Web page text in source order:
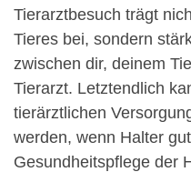
Tierarztbesuch trägt
Tieres bei, sondern
zwischen dir, deinem
Tierarzt. Letztendlich
tierärztlichen
werden, wenn Halter
Gesundheitspflege der